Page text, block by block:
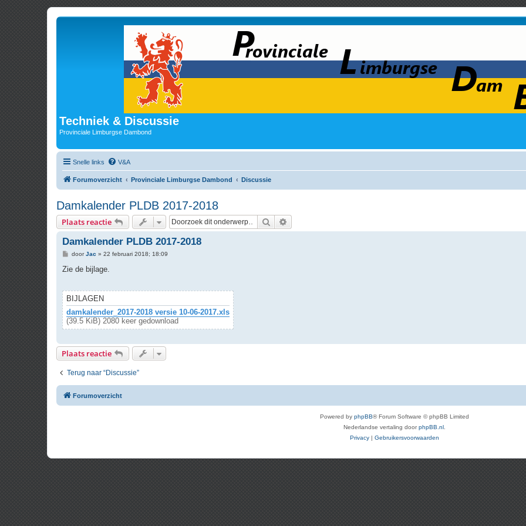
Techniek & Discussie
Provinciale Limburgse Dambond
Snelle links V&A
Forumoverzicht Provinciale Limburgse Dambond Discussie
Damkalender PLDB 2017-2018
Plaats reactie Zoek
Damkalender PLDB 2017-2018
B
r
t
doorJac » 22 februari 2018; 18:09
Zie de bijlage.
BIJLAGEN
damkalender_2017-2018 versie 10-06-2017.xls
(39.5 KiB) 2080 keer gedownload
Plaats reactie
Terug naar “Discussie”
Forumoverzicht
Powered by phpBB® Forum Software © phpBB Limited
Nederlandse vertaling doorphpBB.nl
Privacy | Gebruikersvoorwaarden